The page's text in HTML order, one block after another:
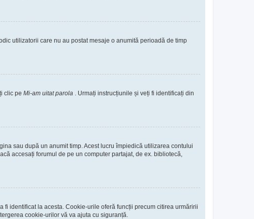
utilizatorii care nu au postat mesaje o anumită perioadă de timp
clic pe Mi-am uitat parola
. Urmați instrucțiunile și veți fi identificați din
sau după un anumit timp. Acest lucru împiedică utilizarea contului
accesați forumul de pe un computer partajat, de ex. bibliotecă,
identificat la acesta. Cookie-urile oferă funcții precum citirea urmăririi
cookie-urilor vă va ajuta cu siguranță.